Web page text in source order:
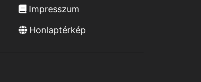
Impresszum
Honlaptérkép